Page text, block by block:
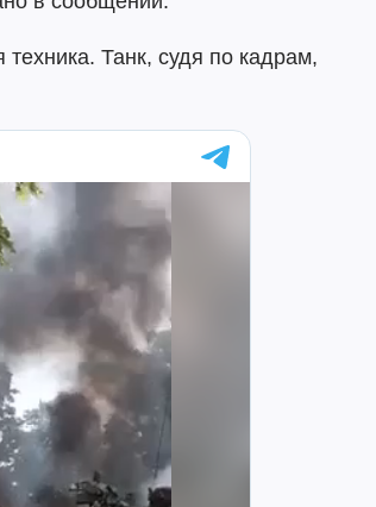
Танк, судя по кадрам,